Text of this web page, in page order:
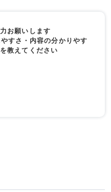
お願いします
すさ・内容の分かりやす
教えてください